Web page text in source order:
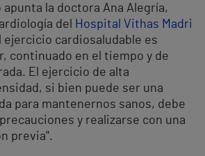
la doctora Ana Alegría,
del
Hospital Vithas Madri
ejercicio cardiosaludable es
continuado en el tiempo y de
El ejercicio de alta
si bien puede ser una
para mantenernos sanos, debe
y realizarse con una
previa".